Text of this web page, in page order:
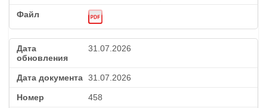
31.07.2026
31.07.2026
458